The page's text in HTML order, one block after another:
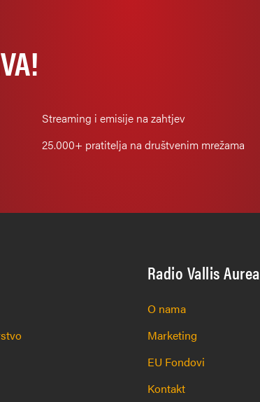
Streaming i emisije na zahtjev
25.000+ pratitelja na društvenim mrežama
Radio Vallis Aurea
O nama
Marketing
EU Fondovi
Kontakt